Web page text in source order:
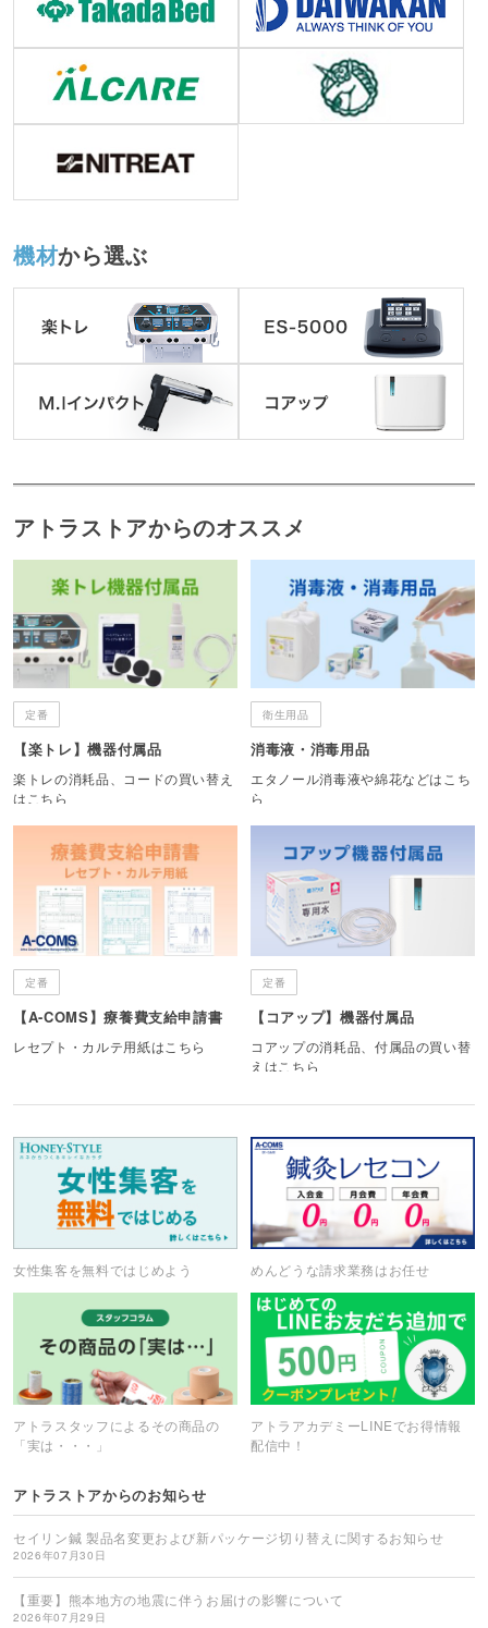
機材から選ぶ
アトラストアからのオススメ
定番
【楽トレ】機器付属品
楽トレの消耗品、コードの買い替え
はこちら
衛生用品
消毒液・消毒用品
エタノール消毒液や綿花などはこち
ら
定番
【A-COMS】療養費支給申請書
レセプト・カルテ用紙はこちら
定番
【コアップ】機器付属品
コアップの消耗品、付属品の買い替
えはこちら
女性集客を無料ではじめよう めんどうな請求業務はお任せ
アトラスタッフによるその商品の
「実は・・・」
アトラアカデミーLINEでお得情報
配信中！
アトラストアからのお知らせ
セイリン鍼 製品名変更および新パッケージ切り替えに関するお知らせ
2026年07月30日
【重要】熊本地方の地震に伴うお届けの影響について
2026年07月29日